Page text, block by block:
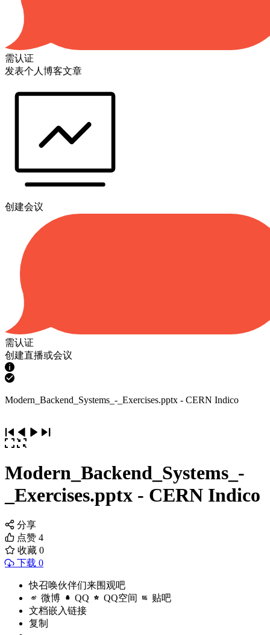
需认证
发表个人博客文章
创建会议
需认证
创建直播或会议
Modern_Backend_Systems_-_Exercises.pptx - CERN Indico
Modern_Backend_Systems_-
_Exercises.pptx - CERN Indico
分享
点赞 4
收藏 0
下载 0
快召唤伙伴们来围观吧
微博 QQ QQ空间 贴吧
文档嵌入链接
复制